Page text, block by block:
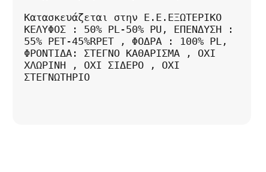
Κατασκευάζεται στην Ε.Ε.ΕΞΩΤΕΡΙΚΟ
ΚΕΛΥΦΟΣ : 50% PL-50% PU, ΕΠΕΝΔΥΣΗ :
55% PET-45%RPET , ΦΟΔΡΑ : 100% PL,
ΦΡΟΝΤΙΔΑ: ΣΤΕΓΝΟ ΚΑΘΑΡΙΣΜΑ , ΟΧΙ
ΧΛΩΡΙΝΗ , ΟΧΙ ΣΙΔΕΡΟ , ΟΧΙ
ΣΤΕΓΝΩΤΗΡΙΟ